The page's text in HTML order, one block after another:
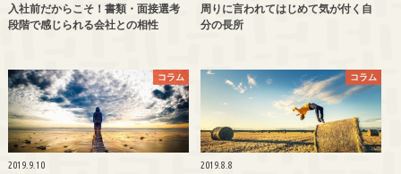
入社前だからこそ！書類・面接選考
段階で感じられる会社との相性
周りに言われてはじめて気が付く自
分の長所
コラム
2019.9.10
コラム
2019.8.8